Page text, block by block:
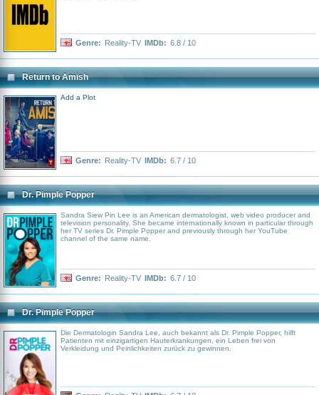
Genre: Reality-TV IMDb: 6.8 / 10
Return to Amish
Add a Plot
Genre: Reality-TV IMDb: 6.7 / 10
Dr. Pimple Popper
Sandra Siew Pin Lee is an American dermatologist, web video producer and
television personality. She became internationally known in particular through
her TV series Dr. Pimple Popper and previously through her YouTube
channel of the same name.
Genre: Reality-TV IMDb: 6.7 / 10
Dr. Pimple Popper
Die Dermatologin Sandra Lee, auch bekannt als Dr. Pimple Popper, hilft
Patienten mit einzigartigen Hauterkrankungen, ein Leben frei von
Verkleidung und Peinlichkeiten zurück zu gewinnen.